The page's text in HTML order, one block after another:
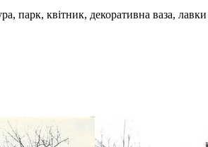
парк, квітник, декоративна ваза, лавки